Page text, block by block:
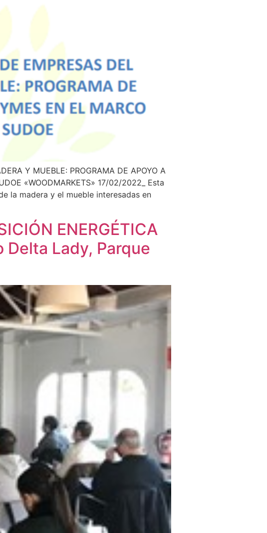
Y MUEBLE: PROGRAMA DE APOYO A
«WOODMARKETS» 17/02/2022_ Esta
la madera y el mueble interesadas en
ENERGÉTICA
Delta Lady, Parque